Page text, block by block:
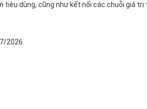
dùng, cũng như kết nối các chuỗi giá
2026.